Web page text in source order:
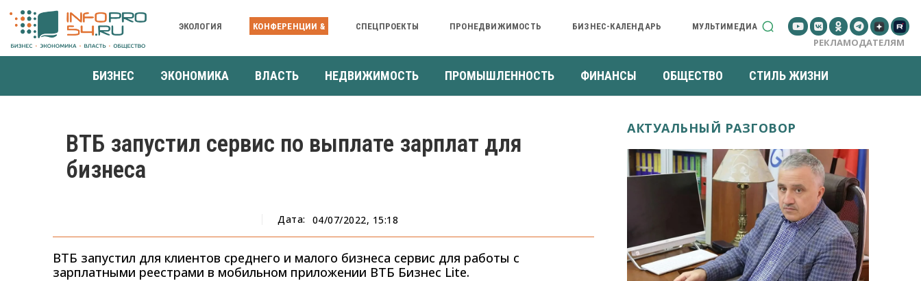
ЭКОЛОГИЯ КОНФЕРЕНЦИИ & СПЕЦПРОЕКТЫ ПРОНЕДВИЖИМОСТЬ БИЗНЕС-КАЛЕНДАРЬ МУЛЬТИМЕДИА
РЕКЛАМОДАТЕЛЯМ
БИЗНЕС ЭКОНОМИКА ВЛАСТЬ НЕДВИЖИМОСТЬ ПРОМЫШЛЕННОСТЬ ФИНАНСЫ ОБЩЕСТВО СТИЛЬ ЖИЗНИ
ВТБ запустил сервис по выплате зарплат для
бизнеса
Дата: 04/07/2022, 15:18
ВТБ запустил для клиентов среднего и малого бизнеса сервис для работы с
зарплатными реестрами в мобильном приложении ВТБ Бизнес Lite.
АКТУАЛЬНЫЙ РАЗГОВОР